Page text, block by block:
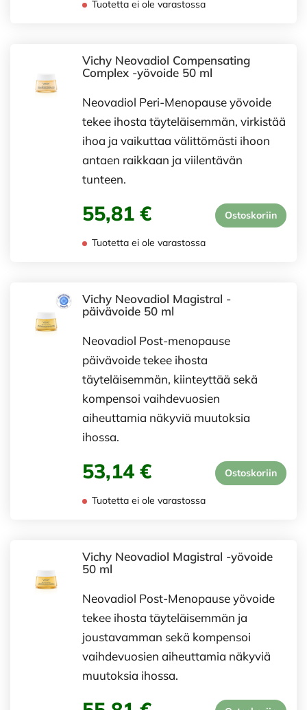
Tuotetta ei ole varastossa
Vichy Neovadiol Compensating
Complex -yövoide 50 ml
Neovadiol Peri-Menopause yövoide
tekee ihosta täyteläisemmän, virkistää
ihoa ja vaikuttaa välittömästi ihoon
antaen raikkaan ja viilentävän
tunteen.
55,81 € Ostoskoriin
Tuotetta ei ole varastossa
Vichy Neovadiol Magistral -
päivävoide 50 ml
Neovadiol Post-menopause
päivävoide tekee ihosta
täyteläisemmän, kiinteyttää sekä
kompensoi vaihdevuosien
aiheuttamia näkyviä muutoksia
ihossa.
53,14 € Ostoskoriin
Tuotetta ei ole varastossa
Vichy Neovadiol Magistral -yövoide
50 ml
Neovadiol Post-Menopause yövoide
tekee ihosta täyteläisemmän ja
joustavamman sekä kompensoi
vaihdevuosien aiheuttamia näkyviä
muutoksia ihossa.